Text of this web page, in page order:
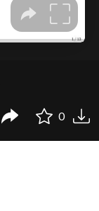
0